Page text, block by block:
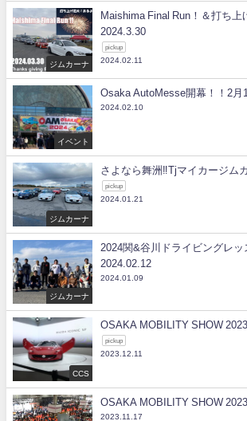
ジムカーナ
Maishima Final Run！＆打
2024.3.30
pickup
2024.02.11
イベント
Osaka AutoMesse開幕！！2月
2024.02.10
ジムカーナ
さよなら舞洲‼Tjマイカージム
pickup
2024.01.21
ジムカーナ
2024関&谷川ドライビングレ
2024.02.12
2024.01.09
CCS
OSAKA MOBILITY SHOW 2023
pickup
2023.12.11
OSAKA MOBILITY SHOW
2023.11.17